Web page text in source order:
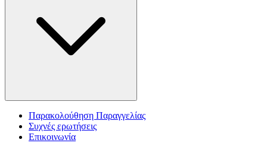
Παρακολούθηση Παραγγελίας
Συχνές ερωτήσεις
Επικοινωνία